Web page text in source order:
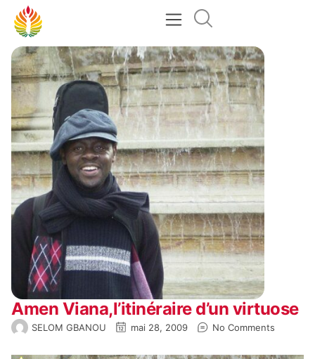
Amen Viana,l’itinéraire d’un virtuose
SELOM GBANOU mai 28, 2009 No Comments